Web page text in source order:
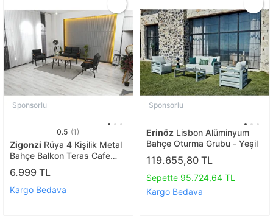
Sponsorlu
0.5 (1)
Zigonzi Rüya 4 Kişilik Metal
Bahçe Balkon Teras Cafe
Oturma Grubu 2+1+1 –
Antrasit Minderli – 60x105
Cm Ceviz Renk Suntalem
6.999 TL
Kargo Bedava
Sponsorlu
Erinöz Lisbon Alüminyum
Bahçe Oturma Grubu - Yeşil
119.655,80 TL
Sepette 95.724,64 TL
Kargo Bedava